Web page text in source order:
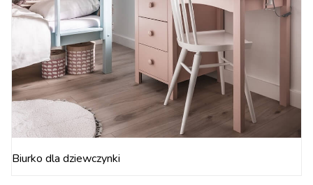
Biurko dla dziewczynki